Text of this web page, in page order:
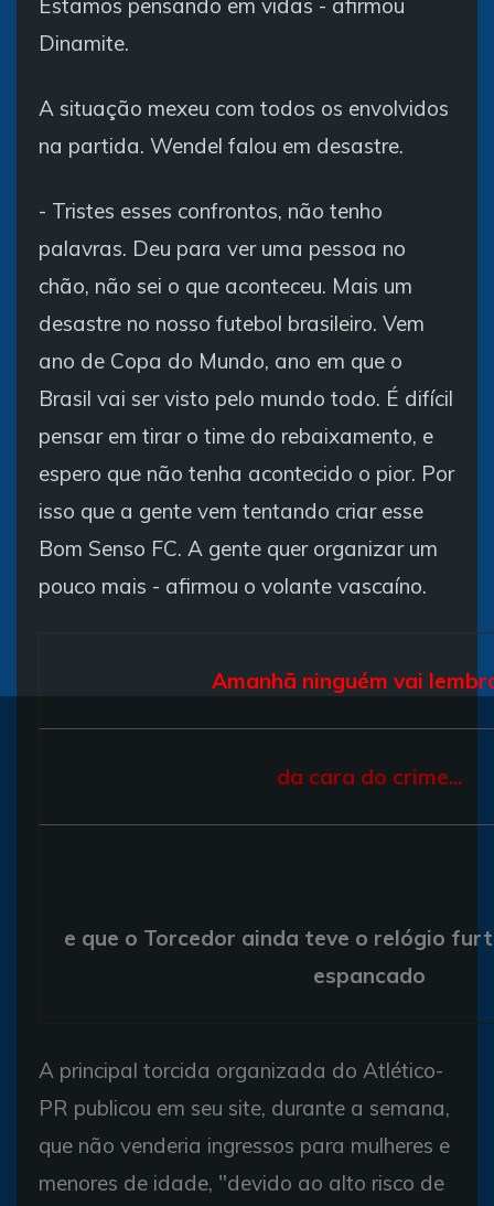
Estamos pensando em vidas - afirmou
Dinamite.
A situação mexeu com todos os envolvidos
na partida. Wendel falou em desastre.
- Tristes esses confrontos, não tenho
palavras. Deu para ver uma pessoa no
chão, não sei o que aconteceu. Mais um
desastre no nosso futebol brasileiro. Vem
ano de Copa do Mundo, ano em que o
Brasil vai ser visto pelo mundo todo. É difícil
pensar em tirar o time do rebaixamento, e
espero que não tenha acontecido o pior. Por
isso que a gente vem tentando criar esse
Bom Senso FC. A gente quer organizar um
pouco mais - afirmou o volante vascaíno.
Amanhã ninguém vai
da cara do crime...
e que o Torcedor ainda teve o relógio
espancado
A principal torcida organizada do Atlético-
PR publicou em seu site, durante a semana,
que não venderia ingressos para mulheres e
menores de idade, "devido ao alto risco de